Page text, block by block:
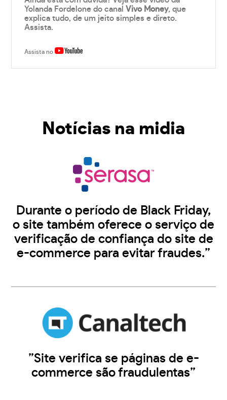
Yolanda Fordelone do canalVivo Money, que
explica tudo, de um jeito simples e direto.
Assista.
Assista no
Notícias na midia
Durante o período de Black Friday,
o site também oferece o serviço de
verificação de confiança do site de
e-commerce para evitar fraudes.”
”Site verifica se páginas de e-
commerce são fraudulentas”